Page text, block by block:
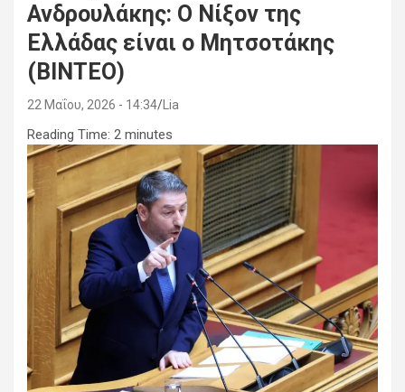
Ανδρουλάκης: Ο Νίξον της
Ελλάδας είναι ο Μητσοτάκης
(ΒΙΝΤΕΟ)
22 Μαΐου, 2026 - 14:34 Lia
Reading Time: 2 minutes